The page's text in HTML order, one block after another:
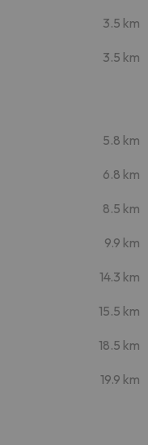
3.5 km
3.5 km
5.8 km
6.8 km
8.5 km
9.9 km
14.3 km
15.5 km
18.5 km
19.9 km